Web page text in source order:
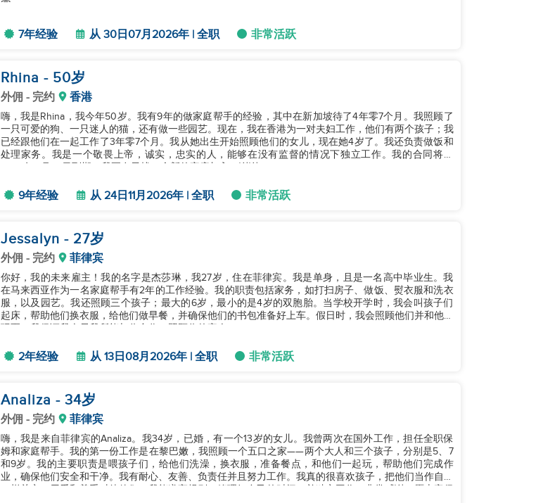
7年经验 从 30日07月2026年 | 全职 非常活跃
Rhina - 50岁
外佣 - 完约 香港
嗨，我是Rhina，我今年50岁。我有9年的做家庭帮手的经验，其中在新加坡待了4年零7个月。我照顾了
一只可爱的狗、一只迷人的猫，还有做一些园艺。现在，我在香港为一对夫妇工作，他们有两个孩子；我
已经跟他们在一起工作了3年零7个月。我从她出生开始照顾他们的女儿，现在她4岁了。我还负责做饭和
处理家务。我是一个敬畏上帝，诚实，忠实的人，能够在没有监督的情况下独立工作。我的合同将在
9年经验 从 24日11月2026年 | 全职 非常活跃
Jessalyn - 27岁
外佣 - 完约 菲律宾
你好，我的未来雇主！我的名字是杰莎琳，我27岁，住在菲律宾。我是单身，且是一名高中毕业生。我
在马来西亚作为一名家庭帮手有2年的工作经验。我的职责包括家务，如打扫房子、做饭、熨衣服和洗衣
服，以及园艺。我还照顾三个孩子；最大的6岁，最小的是4岁的双胞胎。当学校开学时，我会叫孩子们
起床，帮助他们换衣服，给他们做早餐，并确保他们的书包准备好上车。假日时，我会照顾他们并和他们
2年经验 从 13日08月2026年 | 全职 非常活跃
Analiza - 34岁
外佣 - 完约 菲律宾
嗨，我是来自菲律宾的Analiza。我34岁，已婚，有一个13岁的女儿。我曾两次在国外工作，担任全职保
姆和家庭帮手。我的第一份工作是在黎巴嫩，我照顾一个五口之家——两个大人和三个孩子，分别是5、7
和9岁。我的主要职责是喂孩子们，给他们洗澡，换衣服，准备餐点，和他们一起玩，帮助他们完成作
业，确保他们安全和干净。我有耐心、友善、负责任并且努力工作。我真的很喜欢孩子，把他们当作自己